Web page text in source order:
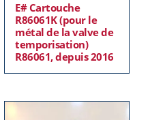
E# Cartouche
R86061K (pour le
métal de la valve de
temporisation)
R86061, depuis 2016